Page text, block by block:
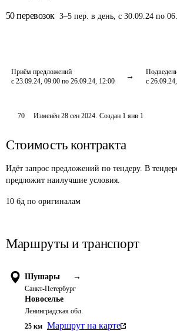
50 перевозок 3–5 пер. в день, с 30.09.24 по
Приём предложений
с 23.09.24, 09:00 по 26.09.24, 12:00
с
70 Изменён28 сен 2024. Создан 1 янв 1
Стоимость контракта
Идёт запрос предложений по тендеру. В
предложит наилучшие условия.
10 бд по оригиналам
Маршруты и транспорт
Шушары →
Санкт-Петербург
Новоселье
Ленинградская обл.
25 км Маршрут на карте